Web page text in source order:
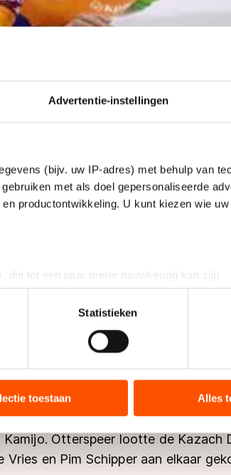
Advertentie-instellingen
(bijv. uw IP-adres) met behulp van
met als doel gepersonaliseerde
productontwikkeling. U kunt kiezen wie
die tot een paar meter nauwkeurig kan zijn
specifieke eigenschappen (fingerprinting)
en stel uw voorkeuren in het
site met onze partners voor social media,
die u aan hen heeft verstrekt of die zij
aan landen buiten de EU, zoals de
op ‘Toestaan’ te klikken, stemt u in met
Statistieken
toestaan Alles
Hein Otterspeer mee in de A-
Otterspeer lootte de Kazach
en Pim Schipper aan elkaar